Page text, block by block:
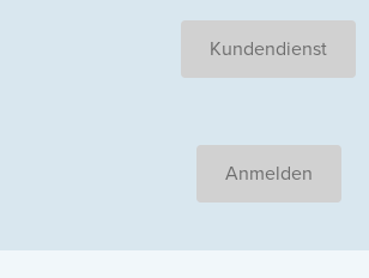
Kundendienst
Anmelden